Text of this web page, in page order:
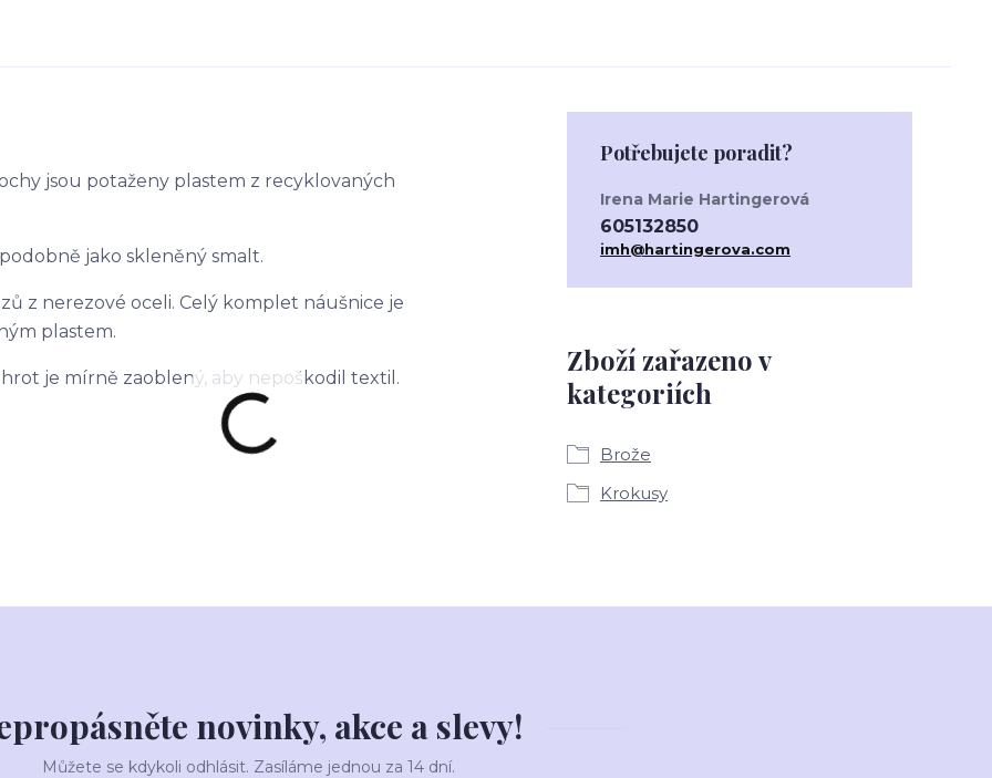
jsou potaženy plastem z recyklovaných
jako skleněný smalt.
z nerezové oceli. Celý komplet náušnice je
plastem.
je mírně zaoblený, aby nepoškodil textil.
Zboží zařazeno v
kategoriích
Brože
Krokusy
Potřebujete poradit?
Irena Marie Hartingerová
605132850
imh@hartingerova.com
novinky, akce a slevy!
Můžete se kdykoli odhlásit. Zasíláme jednou za 14 dní.